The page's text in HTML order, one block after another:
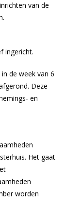
van de
ingericht.
de week van 6
Deze
en
Het gaat
worden